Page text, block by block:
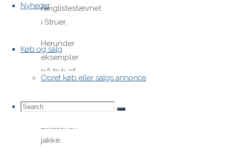
Nyheder
Køb og salg
Opret køb eller salgs annonce
Search
Search
Search
ranglistestævnet
i Struer.
Herunder
eksempler
på tryk af
besætningsnavne
Eliteserien
jakke: